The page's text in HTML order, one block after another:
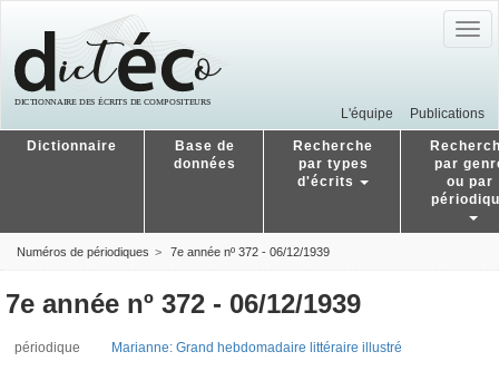
L'équipe Publications
Dictionnaire
Base de
données
Recherche
par types
d'écrits
par
ou par
Numéros de périodiques 7e année nº 372 - 06/12/1939
7e année nº 372 - 06/12/1939
périodique Marianne: Grand hebdomadaire littéraire illustré